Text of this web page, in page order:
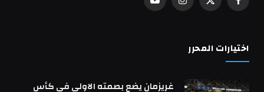
فيسبوكX
الانستغراميوتيوب
اختيارات المحرر
غريزمان يضع بصمته الاولى في كأس